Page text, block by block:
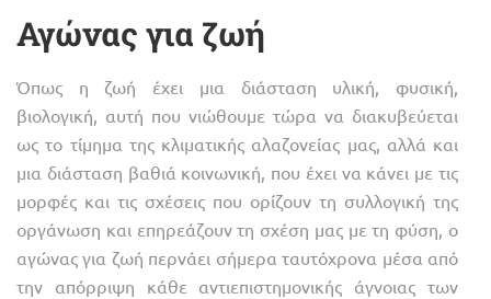
Αγώνας για ζωή
Όπως η ζωή έχει μια διάσταση υλική, φυσική,
βιολογική, αυτή που νιώθουμε τώρα να διακυβεύεται
ως το τίμημα της κλιματικής αλαζονείας μας, αλλά και
μια διάσταση βαθιά κοινωνική, που έχει να κάνει με τις
μορφές και τις σχέσεις που ορίζουν τη συλλογική της
οργάνωση και επηρεάζουν τη σχέση μας με τη φύση, ο
αγώνας για ζωή περνάει σήμερα ταυτόχρονα μέσα από
την απόρριψη κάθε αντιεπιστημονικής άγνοιας των